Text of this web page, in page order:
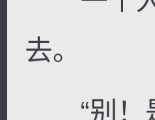
去。
“别！是